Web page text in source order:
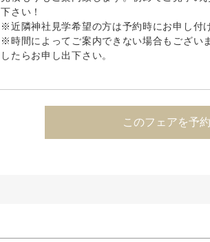
下さい！
※近隣神社見学希望の方は予約時にお申し付
※時間によってご案内できない場合もござい
したらお申し出下さい。
このフェアを予